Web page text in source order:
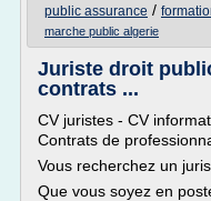
public assurance /
marche public algerie
Juriste droit
contrats ...
CV juristes - CV
Contrats de
Vous recherchez un
Que vous soyez en